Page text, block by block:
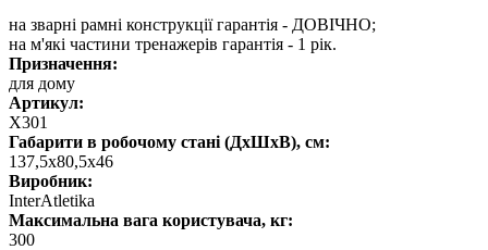
на зварні рамні конструкції гарантія - ДОВІЧНО;
на м'які частини тренажерів гарантія - 1 рік.
Призначення:
для дому
Артикул:
X301
Габарити в робочому стані (ДхШхВ), см:
137,5х80,5х46
Виробник:
InterAtletika
Максимальна вага користувача, кг:
300